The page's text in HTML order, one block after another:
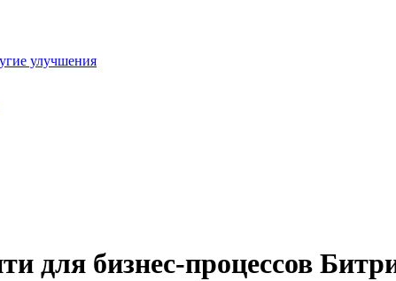
улучшения
для бизнес-процессов